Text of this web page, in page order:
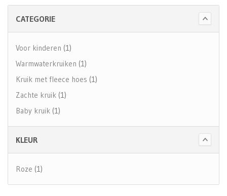
CATEGORIE
Voor kinderen (1)
Warmwaterkruiken (1)
Kruik met fleece hoes (1)
Zachte kruik (1)
Baby kruik (1)
KLEUR
Roze (1)